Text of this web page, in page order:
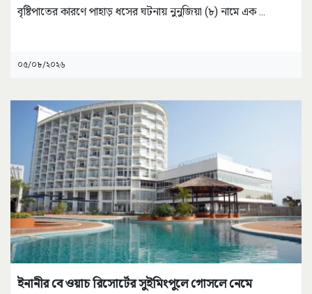
বৃষ্টিপাতের কারণে পাহাড় ধসের ঘটনায় নুনুজিয়া (৮) নামে এক ...
০৫/০৮/২০২৬
ইনানীর বে ওয়াচ রিসোর্টের সুইমিংপুলে গোসলে নেমে